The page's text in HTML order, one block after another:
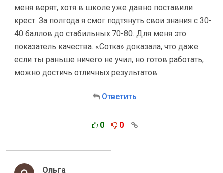
меня верят, хотя в школе уже давно поставили
крест. За полгода я смог подтянуть свои знания с 30-
40 баллов до стабильных 70-80. Для меня это
показатель качества. «Сотка» доказала, что даже
если ты раньше ничего не учил, но готов работать,
можно достичь отличных результатов.
Ответить
0 0
Ольга